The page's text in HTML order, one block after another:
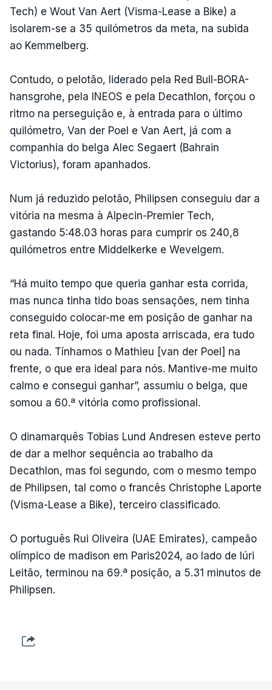
Tech) e Wout Van Aert (Visma-Lease a Bike) a
isolarem-se a 35 quilómetros da meta, na subida
ao Kemmelberg.
Contudo, o pelotão, liderado pela Red Bull-BORA-
hansgrohe, pela INEOS e pela Decathlon, forçou o
ritmo na perseguição e, à entrada para o último
quilómetro, Van der Poel e Van Aert, já com a
companhia do belga Alec Segaert (Bahrain
Victorius), foram apanhados.
Num já reduzido pelotão, Philipsen conseguiu dar a
vitória na mesma à Alpecin-Premier Tech,
gastando 5:48.03 horas para cumprir os 240,8
quilómetros entre Middelkerke e Wevelgem.
“Há muito tempo que queria ganhar esta corrida,
mas nunca tinha tido boas sensações, nem tinha
conseguido colocar-me em posição de ganhar na
reta final. Hoje, foi uma aposta arriscada, era tudo
ou nada. Tínhamos o Mathieu [van der Poel] na
frente, o que era ideal para nós. Mantive-me muito
calmo e consegui ganhar”, assumiu o belga, que
somou a 60.ª vitória como profissional.
O dinamarquês Tobias Lund Andresen esteve perto
de dar a melhor sequência ao trabalho da
Decathlon, mas foi segundo, com o mesmo tempo
de Philipsen, tal como o francês Christophe Laporte
(Visma-Lease a Bike), terceiro classificado.
O português Rui Oliveira (UAE Emirates), campeão
olímpico de madison em Paris2024, ao lado de Iúri
Leitão, terminou na 69.ª posição, a 5.31 minutos de
Philipsen.